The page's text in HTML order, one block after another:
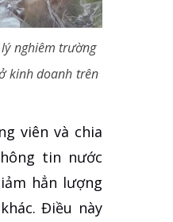
nghiêm trường
kinh doanh trên
viên và chia
tin nước
hẳn lượng
Điều này